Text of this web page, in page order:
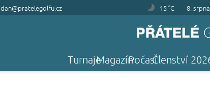
dan@pratelegolfu.cz 15 °C 8.
TurnajeMagazínPočasíČlenství